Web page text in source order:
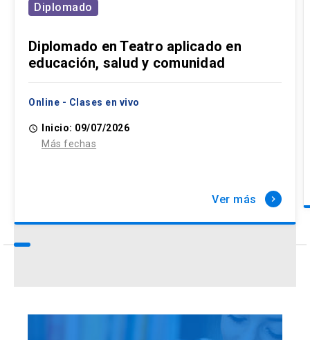
Diplomado
Diplomado en Teatro aplicado en
educación, salud y comunidad
Online - Clases en vivo
access_time
Inicio: 09/07/2026
Más fechas
Ver más keyboard_arrow_right